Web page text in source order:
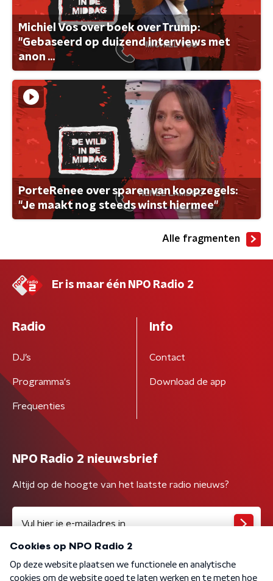
Michiel Vos over boek over Trump:
"Gebaseerd op duizend interviews met
anon ...
PorteRenee over sparen van koopzegels:
"Je maakt nog steeds winst hiermee"
Alle fragmenten
Er is maar één NPO Radio 2
Radio
DJ’s
Programma's
Frequenties
Info
Contact
Download de app
NPO Radio 2 nieuwsbrief
Altijd op de hoogte van het laatste radio nieuws?